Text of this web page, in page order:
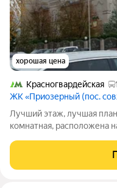
хорошая цена
Красногвардейская
ЖК «Приозерный (пос.
Лучший этаж, лучшая
комнатная, расположена
площадь 70 м2. Красивые
без ремонта, на полу